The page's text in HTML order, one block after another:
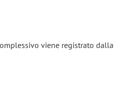
viene registrato dalla